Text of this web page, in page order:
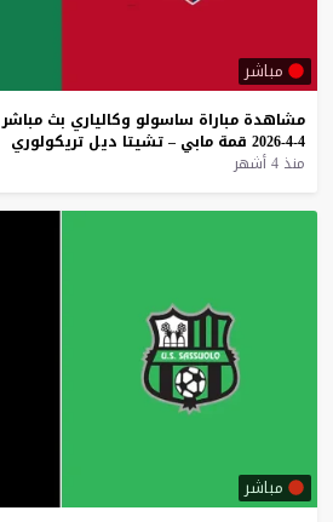
مباشر
مشاهدة مباراة ساسولو وكالياري بث مباشر
4-4-2026
قمة مابي – تشيتا ديل تريكولوري
منذ 4 أشهر
مباشر